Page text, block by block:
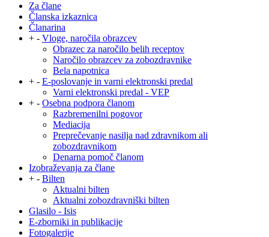
Za člane
Članska izkaznica
Članarina
+ - Vloge, naročila obrazcev
Obrazec za naročilo belih receptov
Naročilo obrazcev za zobozdravnike
Bela napotnica
+ - E-poslovanje in varni elektronski predal
Varni elektronski predal - VEP
+ - Osebna podpora članom
Razbremenilni pogovor
Mediacija
Preprečevanje nasilja nad zdravnikom ali
zobozdravnikom
Denarna pomoč članom
Izobraževanja za člane
+ - Bilten
Aktualni bilten
Aktualni zobozdravniški bilten
Glasilo - Isis
E-zborniki in publikacije
Fotogalerije